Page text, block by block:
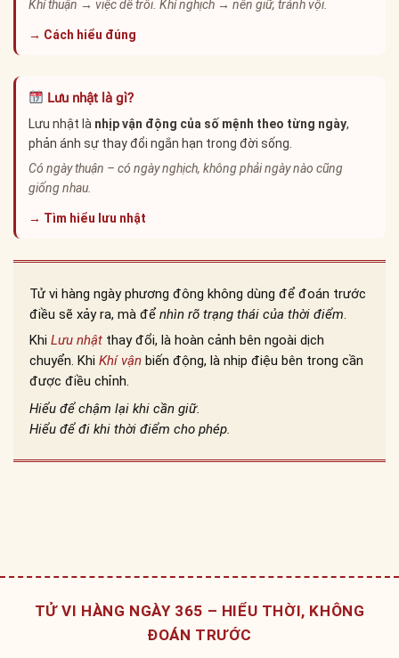
Khí thuận → việc dễ trôi. Khí nghịch → nên giữ, tránh vội.
→ Cách hiểu đúng
Lưu nhật là gì?
Lưu nhật là nhịp vận động của số mệnh theo từng ngày,
phản ánh sự thay đổi ngắn hạn trong đời sống.
Có ngày thuận – có ngày nghịch, không phải ngày nào cũng
giống nhau.
→ Tìm hiểu lưu nhật
Tử vi hàng ngày phương đông không dùng để đoán trước
điều sẽ xảy ra, mà đểnhìn rõ trạng thái của thời điểm.
Khi Lưu nhật thay đổi, là hoàn cảnh bên ngoài dịch
chuyển. Khi Khí vận biến động, là nhịp điệu bên trong cần
được điều chỉnh.
Hiểu để chậm lại khi cần giữ.
Hiểu để đi khi thời điểm cho phép.
TỬ VI HÀNG NGÀY 365 – HIỂU THỜI, KHÔNG
ĐOÁN TRƯỚC